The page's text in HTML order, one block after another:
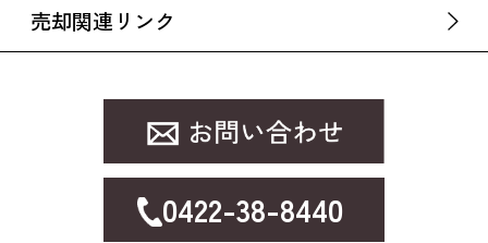
売却関連リンク
0422-38-8440